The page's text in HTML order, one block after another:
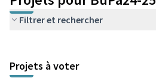
Filtrer et rechercher
Projets à voter